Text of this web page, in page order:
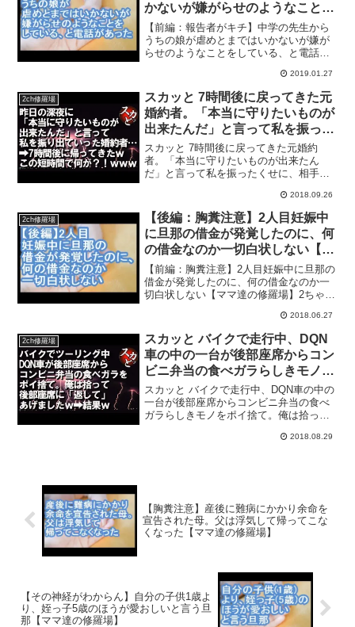
かないが嫌がらせのようなことを
している、と電話があった【ママ
達の修羅場】
【前編：報告者がキチ】中学の先生から
うちの娘が虐めとまではいかないが嫌が
らせのようなことをしている、と電話が
投稿された子供にまつわる修羅場体験を
動画にまとめます！キチママ、泥ママ、
エネ夫、姑舅との確執な...
2019.01.27
2ch修羅場
スカッと 7時間後に戻ってきた元
婚約者。「本当に守りたいものが
出来たんだ」と言って私を振った
くせに、相手の女の寝起きのすっ
ぴんを見て、その別人ぶりに恐れ
おののき、逃げ帰ってきたらしい
スカッと 7時間後に戻ってきた元婚約
者。「本当に守りたいものが出来たん
だ」と言って私を振ったくせに、相手の
ぶりに恐れおののき、逃げ帰ってきたら
しい◇こちらもオススメ↓関連動画修羅場
大学時代、私が当時付き...
2018.09.26
2ch修羅場
【後編：胸糞注意】2人目妊娠中
に旦那の借金が発覚したのに、何
の借金なのか一切白状しない【マ
マ達の修羅場】
【前編：胸糞注意】2人目妊娠中に旦那の
借金が発覚したのに、何の借金なのか一
切白状しない【ママ達の修羅場】2ちゃん
体験を動画にまとめます！キチママ、泥
ママ、エネ夫、姑舅との確執など盛りだ
くさん！コメントもお...
2018.06.27
2ch修羅場
スカッと バイクで走行中、DQN
車の中の一台が後部座席からコン
ビニ弁当の食べガラらしきモノを
ポイ捨て。俺は拾って後部座席に
「返して」あげましたｗｗ→激怒
するDQN車の運転手→結果
スカッと バイクで走行中、DQN車の中の
一台が後部座席からコンビニ弁当の食べ
ガラらしきモノをポイ捨て。俺は拾って
激怒するDQN車の運転手→結果◇こちら
2018.08.29
【胸糞注意】産後に難病にかかり余命を
宣告された母。父は浮気して帰ってこな
くなった【ママ達の修羅場】
【その神経がわからん】自分の子供1歳よ
り、姪っ子5歳のほうが愛おしいと言う旦
那【ママ達の修羅場】